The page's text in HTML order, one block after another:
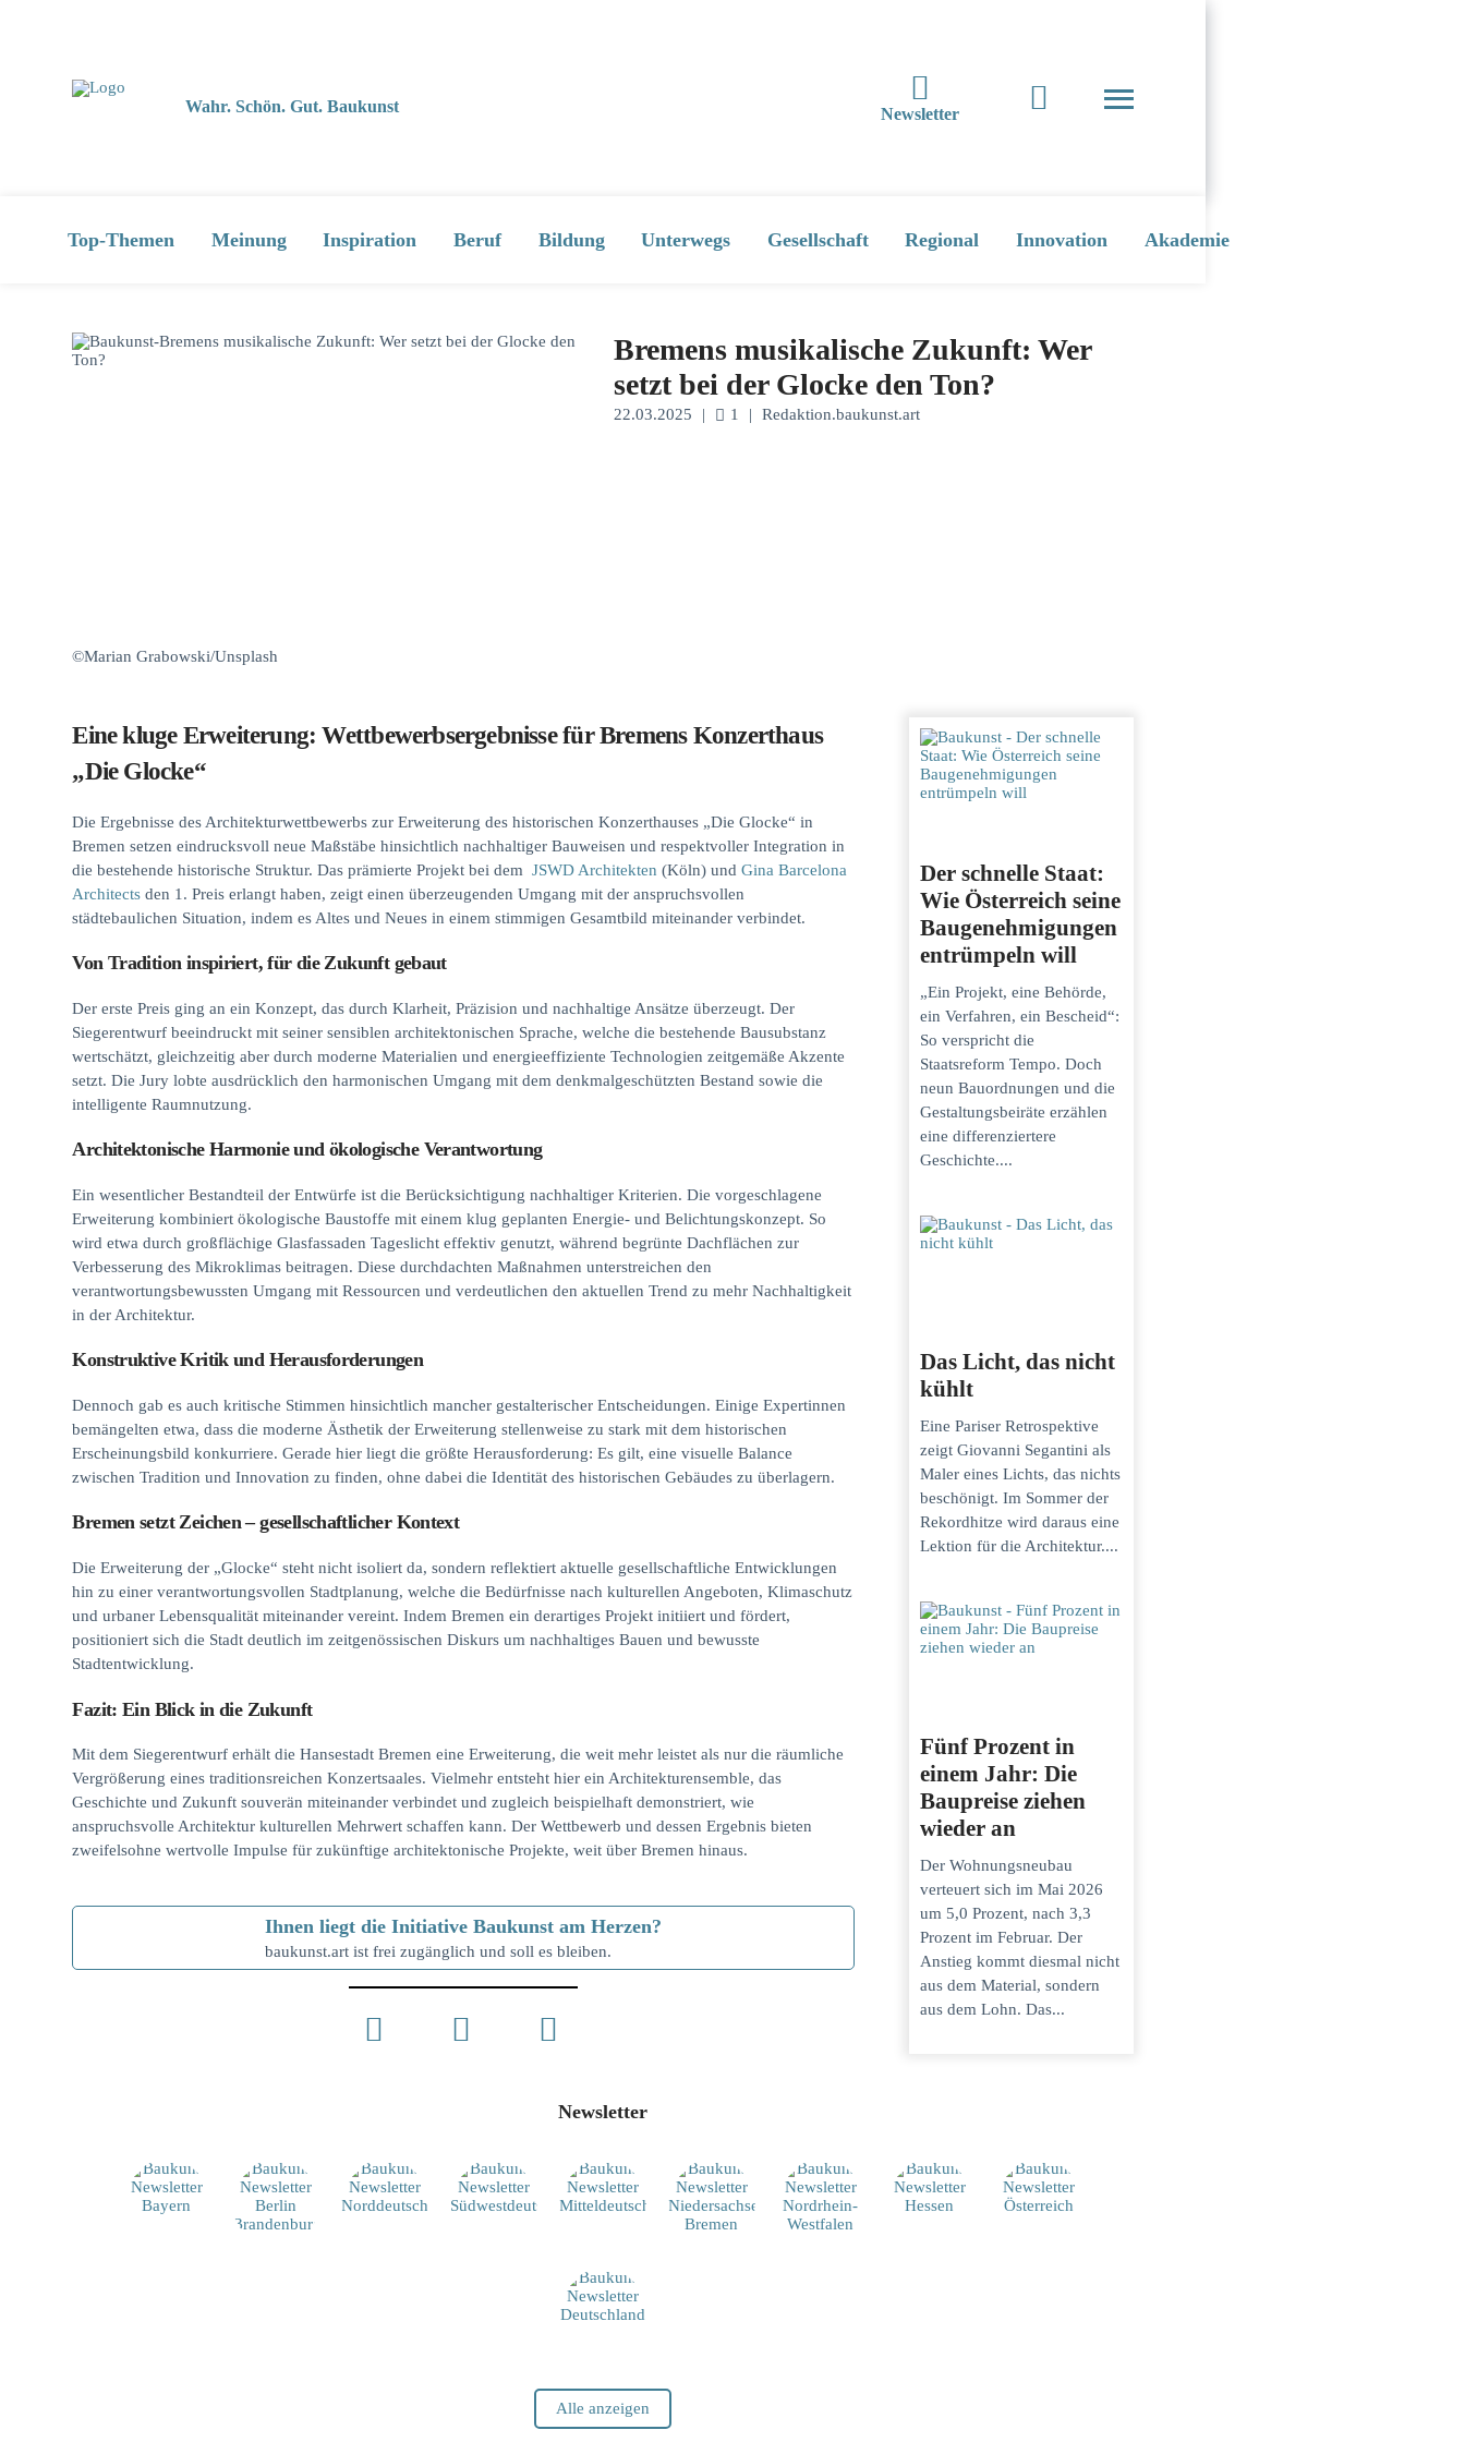
Wahr. Schön. Gut. Baukunst Newsletter
Top-Themen Meinung Inspiration Beruf Bildung Unterwegs Gesellschaft Regional Innovation Akademie
©Marian Grabowski/Unsplash
Bremens musikalische Zukunft: Wer
setzt bei der Glocke den Ton?
22.03.2025 | 1 | Redaktion.baukunst.art
Eine kluge Erweiterung: Wettbewerbsergebnisse für Bremens Konzerthaus
„Die Glocke“
Die Ergebnisse des Architekturwettbewerbs zur Erweiterung des historischen Konzerthauses „Die Glocke“ in
Bremen setzen eindrucksvoll neue Maßstäbe hinsichtlich nachhaltiger Bauweisen und respektvoller Integration in
die bestehende historische Struktur. Das prämierte Projekt bei demJSWD Architekten (Köln) undGina Barcelona
Architects den 1. Preis erlangt haben, zeigt einen überzeugenden Umgang mit der anspruchsvollen
städtebaulichen Situation, indem es Altes und Neues in einem stimmigen Gesamtbild miteinander verbindet.
Von Tradition inspiriert, für die Zukunft gebaut
Der erste Preis ging an ein Konzept, das durch Klarheit, Präzision und nachhaltige Ansätze überzeugt. Der
Siegerentwurf beeindruckt mit seiner sensiblen architektonischen Sprache, welche die bestehende Bausubstanz
wertschätzt, gleichzeitig aber durch moderne Materialien und energieeffiziente Technologien zeitgemäße Akzente
setzt. Die Jury lobte ausdrücklich den harmonischen Umgang mit dem denkmalgeschützten Bestand sowie die
intelligente Raumnutzung.
Architektonische Harmonie und ökologische Verantwortung
Ein wesentlicher Bestandteil der Entwürfe ist die Berücksichtigung nachhaltiger Kriterien. Die vorgeschlagene
Erweiterung kombiniert ökologische Baustoffe mit einem klug geplanten Energie- und Belichtungskonzept. So
wird etwa durch großflächige Glasfassaden Tageslicht effektiv genutzt, während begrünte Dachflächen zur
Verbesserung des Mikroklimas beitragen. Diese durchdachten Maßnahmen unterstreichen den
verantwortungsbewussten Umgang mit Ressourcen und verdeutlichen den aktuellen Trend zu mehr Nachhaltigkeit
in der Architektur.
Konstruktive Kritik und Herausforderungen
Dennoch gab es auch kritische Stimmen hinsichtlich mancher gestalterischer Entscheidungen. Einige Expertinnen
bemängelten etwa, dass die moderne Ästhetik der Erweiterung stellenweise zu stark mit dem historischen
Erscheinungsbild konkurriere. Gerade hier liegt die größte Herausforderung: Es gilt, eine visuelle Balance
zwischen Tradition und Innovation zu finden, ohne dabei die Identität des historischen Gebäudes zu überlagern.
Bremen setzt Zeichen – gesellschaftlicher Kontext
Die Erweiterung der „Glocke“ steht nicht isoliert da, sondern reflektiert aktuelle gesellschaftliche Entwicklungen
hin zu einer verantwortungsvollen Stadtplanung, welche die Bedürfnisse nach kulturellen Angeboten, Klimaschutz
und urbaner Lebensqualität miteinander vereint. Indem Bremen ein derartiges Projekt initiiert und fördert,
positioniert sich die Stadt deutlich im zeitgenössischen Diskurs um nachhaltiges Bauen und bewusste
Stadtentwicklung.
Fazit: Ein Blick in die Zukunft
Mit dem Siegerentwurf erhält die Hansestadt Bremen eine Erweiterung, die weit mehr leistet als nur die räumliche
Vergrößerung eines traditionsreichen Konzertsaales. Vielmehr entsteht hier ein Architekturensemble, das
Geschichte und Zukunft souverän miteinander verbindet und zugleich beispielhaft demonstriert, wie
anspruchsvolle Architektur kulturellen Mehrwert schaffen kann. Der Wettbewerb und dessen Ergebnis bieten
zweifelsohne wertvolle Impulse für zukünftige architektonische Projekte, weit über Bremen hinaus.
Ihnen liegt die Initiative Baukunst am Herzen?
baukunst.art ist frei zugänglich und soll es bleiben.
Der schnelle Staat:
Wie Österreich seine
Baugenehmigungen
entrümpeln will
„Ein Projekt, eine Behörde,
ein Verfahren, ein Bescheid“:
So verspricht die
Staatsreform Tempo. Doch
neun Bauordnungen und die
Gestaltungsbeiräte erzählen
eine differenziertere
Geschichte....
Das Licht, das nicht
kühlt
Eine Pariser Retrospektive
zeigt Giovanni Segantini als
Maler eines Lichts, das nichts
beschönigt. Im Sommer der
Rekordhitze wird daraus eine
Lektion für die Architektur....
Fünf Prozent in
einem Jahr: Die
Baupreise ziehen
wieder an
Der Wohnungsneubau
verteuert sich im Mai 2026
um 5,0 Prozent, nach 3,3
Prozent im Februar. Der
Anstieg kommt diesmal nicht
aus dem Material, sondern
aus dem Lohn. Das...
Newsletter
Alle anzeigen